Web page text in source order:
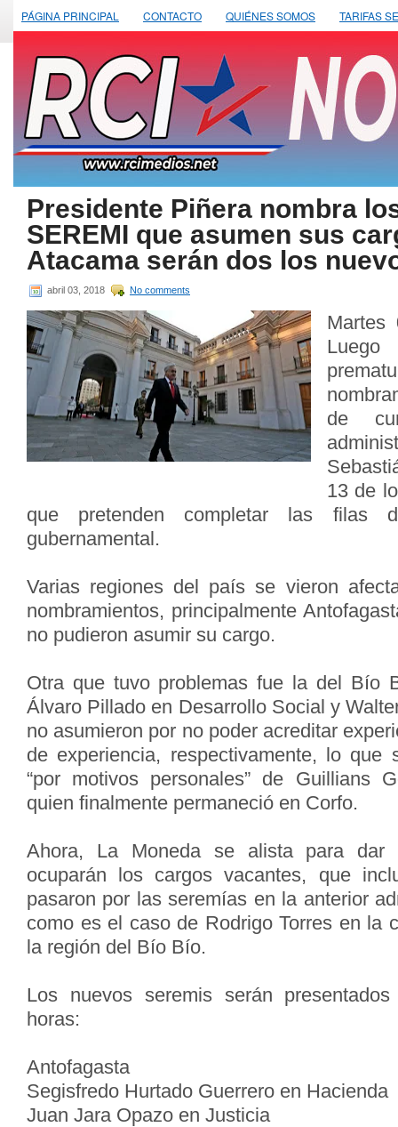
PÁGINA PRINCIPAL CONTACTO QUIÉNES SOMOS TARIFAS
Presidente Piñera nombra
SEREMI que asumen sus
Atacama serán dos los
abril 03, 2018 No comments
Martes
de
13 de
que pretenden completar las filas
gubernamental.
Varias regiones del país se vieron
nombramientos, principalmente
no pudieron asumir su cargo.
Otra que tuvo problemas fue la del Bío
Álvaro Pillado en Desarrollo Social y
no asumieron por no poder acreditar
de experiencia, respectivamente, lo
“por motivos personales” de Guillians
quien finalmente permaneció en Corfo.
Ahora, La Moneda se alista para dar
ocuparán los cargos vacantes, que
pasaron por las seremías en la anterior
como es el caso de Rodrigo Torres en la
la región del Bío Bío.
Los nuevos seremis serán
horas:
Antofagasta
Segisfredo Hurtado Guerrero en Hacienda
Juan Jara Opazo en Justicia